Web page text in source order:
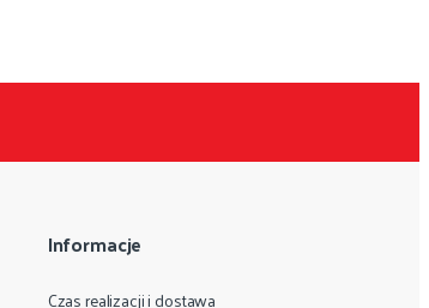
Informacje
Czas realizacji i dostawa